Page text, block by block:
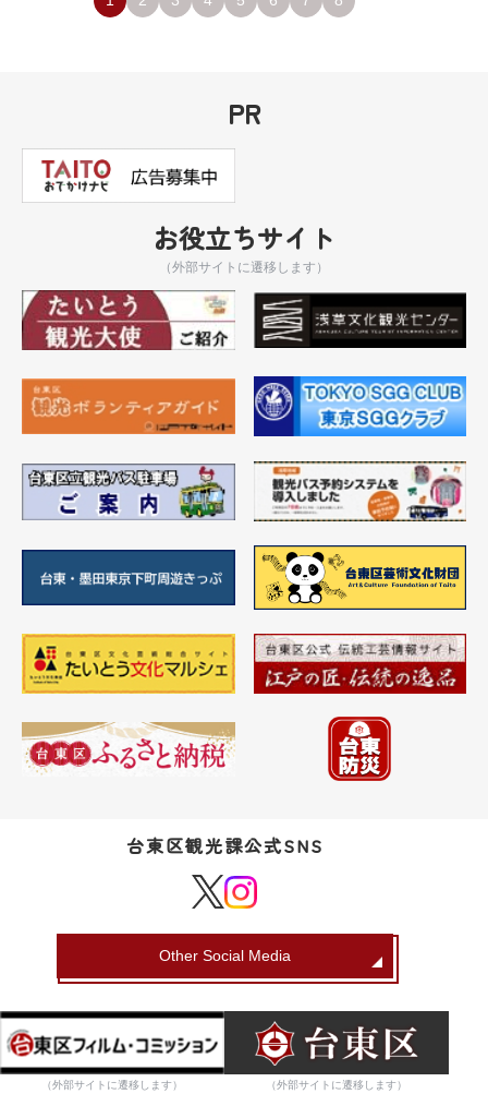
PR
お役立ちサイト
（外部サイトに遷移します）
台東区観光課公式SNS
Other Social Media
（外部サイトに遷移します） （外部サイトに遷移します）